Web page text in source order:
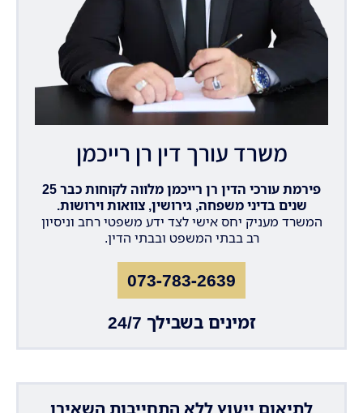
משרד עורך דין רן רייכמן
פירמת עורכי הדין רן רייכמן מלווה לקוחות כבר 25
שנים בדיני משפחה, גירושין, צוואות וירושות.
המשרד מעניק יחס אישי לצד ידע משפטי רחב וניסיון
רב בבתי המשפט ובבתי הדין.
073-783-2639
זמינים בשבילך 24/7
לתיאום ייעוץ ללא התחייבות השאירו